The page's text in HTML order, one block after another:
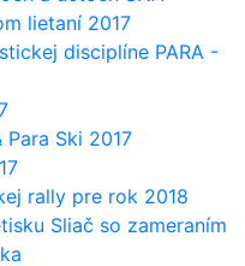
lietaní 2017
disciplíne PARA -
Ski 2017
rally pre rok 2018
Sliač so zameraním